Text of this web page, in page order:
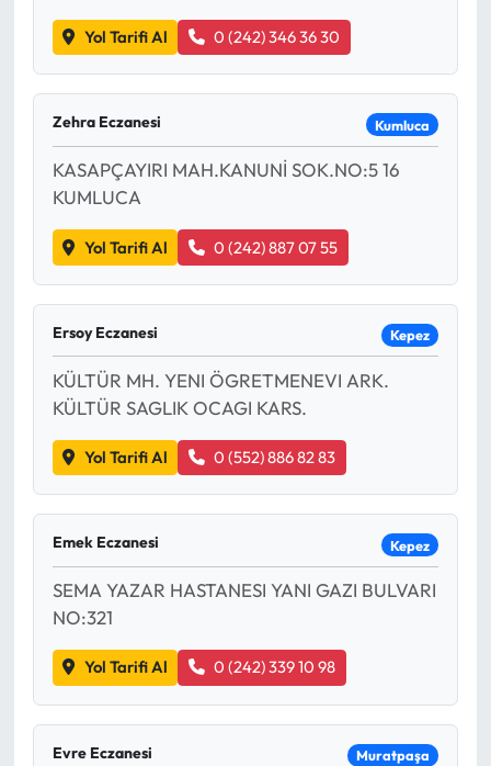
Yol Tarifi Al 0 (242) 346 36 30
Zehra Eczanesi Kumluca
KASAPÇAYIRI MAH.KANUNİ SOK.NO:5 16
KUMLUCA
Yol Tarifi Al 0 (242) 887 07 55
Ersoy Eczanesi Kepez
KÜLTÜR MH. YENI ÖGRETMENEVI ARK.
KÜLTÜR SAGLIK OCAGI KARS.
Yol Tarifi Al 0 (552) 886 82 83
Emek Eczanesi Kepez
SEMA YAZAR HASTANESI YANI GAZI BULVARI
NO:321
Yol Tarifi Al 0 (242) 339 10 98
Evre Eczanesi Muratpaşa